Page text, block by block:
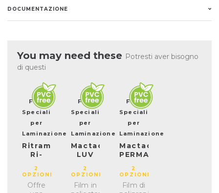
DOCUMENTAZIONE
You may need these Potresti aver bisogno
di questi
Film
Speciali
per
Laminazione
Ritrama
Ri-
PET
20
2
OPZIONI
Offre
Film
Speciali
per
Laminazione
Mactac
LUV
2
OPZIONI
Film in
Film
Speciali
per
Laminazione
Mactac
PERMAGARD
2
OPZIONI
Film di